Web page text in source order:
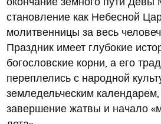
становление как Небесной
молитвенницы за весь
Праздник имеет глубокие
богословские корни, а его
переплелись с народной
земледельческим
завершение жатвы и начало